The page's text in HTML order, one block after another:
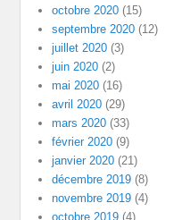
octobre 2020 (15)
septembre 2020 (12)
juillet 2020 (3)
juin 2020 (2)
mai 2020 (16)
avril 2020 (29)
mars 2020 (33)
février 2020 (9)
janvier 2020 (21)
décembre 2019 (8)
novembre 2019 (4)
octobre 2019 (4)